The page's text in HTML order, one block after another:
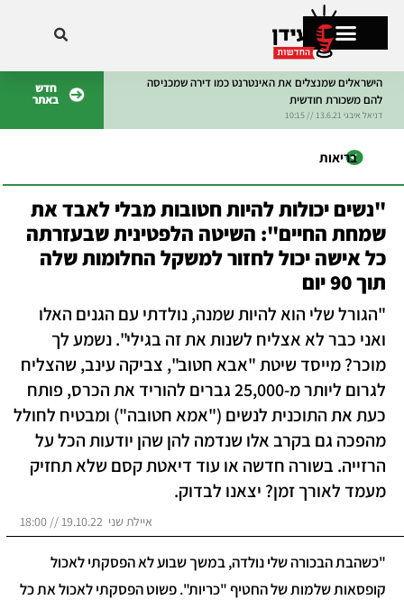
הישראלים שמנצלים את האינטרנט כמו דירה שמכניסה
להם משכורת חודשית
דניאל איבגי 13.6.21 // 10:15
מתקרחים בישראל
חדש
באתר
בריאות
"נשים יכולות להיות חטובות מבלי לאבד את
שמחת החיים": השיטה הלפטינית שבעזרתה
כל אישה יכול לחזור למשקל החלומות שלה
תוך 90 יום
"הגורל שלי הוא להיות שמנה, נולדתי עם הגנים האלו
ואני כבר לא אצליח לשנות את זה בגילי". נשמע לך
מוכר? מייסד שיטת "אבא חטוב", צביקה עינב, שהצליח
לגרום ליותר מ-25,000 גברים להוריד את הכרס, פותח
כעת את התוכנית לנשים ("אמא חטובה") ומבטיח לחולל
מהפכה גם בקרב אלו שנדמה להן שהן יודעות הכל על
הרזייה. בשורה חדשה או עוד דיאטת קסם שלא תחזיק
מעמד לאורך זמן? יצאנו לבדוק.
איילת שני 19.10.22 // 18:00
"כשהבת הבכורה שלי נולדה, במשך שבוע לא הפסקתי לאכול
קופסאות שלמות של החטיף "כריות". פשוט הפסקתי לאכול את כל